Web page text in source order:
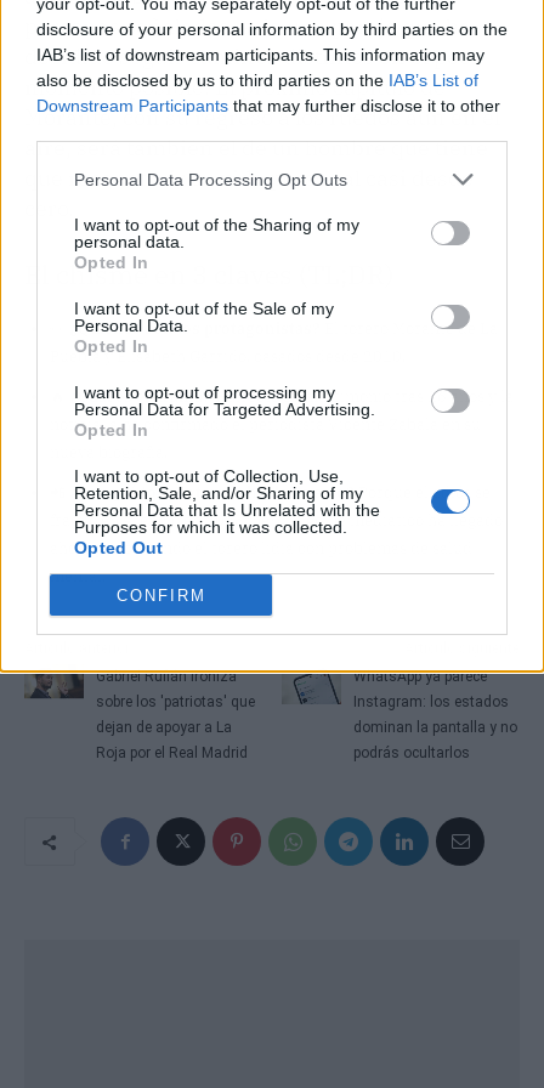
disclosure of your personal information by third parties on the
IAB’s list of downstream participants. This information may
also be disclosed by us to third parties on the IAB’s List of
Downstream Participants that may further disclose it to other
Personal Data Processing Opt Outs
I want to opt-out of the Sharing of my
personal data.
Opted In
I want to opt-out of the Sale of my
Personal Data.
Opted In
I want to opt-out of processing my
Personal Data for Targeted Advertising.
Opted In
I want to opt-out of Collection, Use,
Retention, Sale, and/or Sharing of my
Personal Data that Is Unrelated with the
Purposes for which it was collected.
Opted Out
CONFIRM
personas señaladas, solo una pareja que ha
decidido seguir caminos distintos en el peor
momento posible. El próximo capítulo de
Morante, con su regreso a los ruedos aún en el
aire, será también el de un hombre que tiene
que reconstruir su vida personal casi desde
El chisme en 3 claves (TL;DR)
¿Quiénes son los protagonistas?
El torero Morante de La
Puebla y Elisabeth Garrido, casados desde 2010.
¿Cuál es el drama?Han roto su matrimonio tras 16 años y la
noticia la ha confirmado el periodista Vicente Zabala en su
¿Por qué todo internet habla de esto?Porque el adiós se
fraguó en silencio en 2025, pero el golpe mediático ha llegado
ahora justo cuando el torero lidia con problemas de salud
mental.
Gabriel Rufián ironiza
sobre los 'patriotas' que
dejan de apoyar a La
Roja por el Real Madrid
WhatsApp ya parece
Instagram: los estados
dominan la pantalla y no
podrás ocultarlos